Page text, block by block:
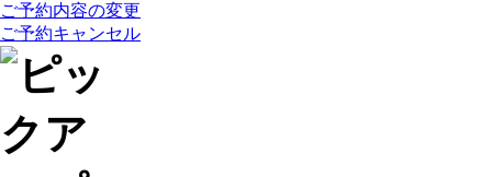
ご予約内容の変更
ご予約キャンセル